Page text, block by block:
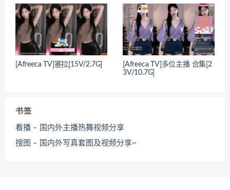
[Afreeca TV]塞拉[15V/2.7G]
[Afreeca TV]多位主播 合集[2
3V/10.7G]
书签
看播 – 国内外主播热舞视频分享
搜图 – 国内外写真套图及视频分享~